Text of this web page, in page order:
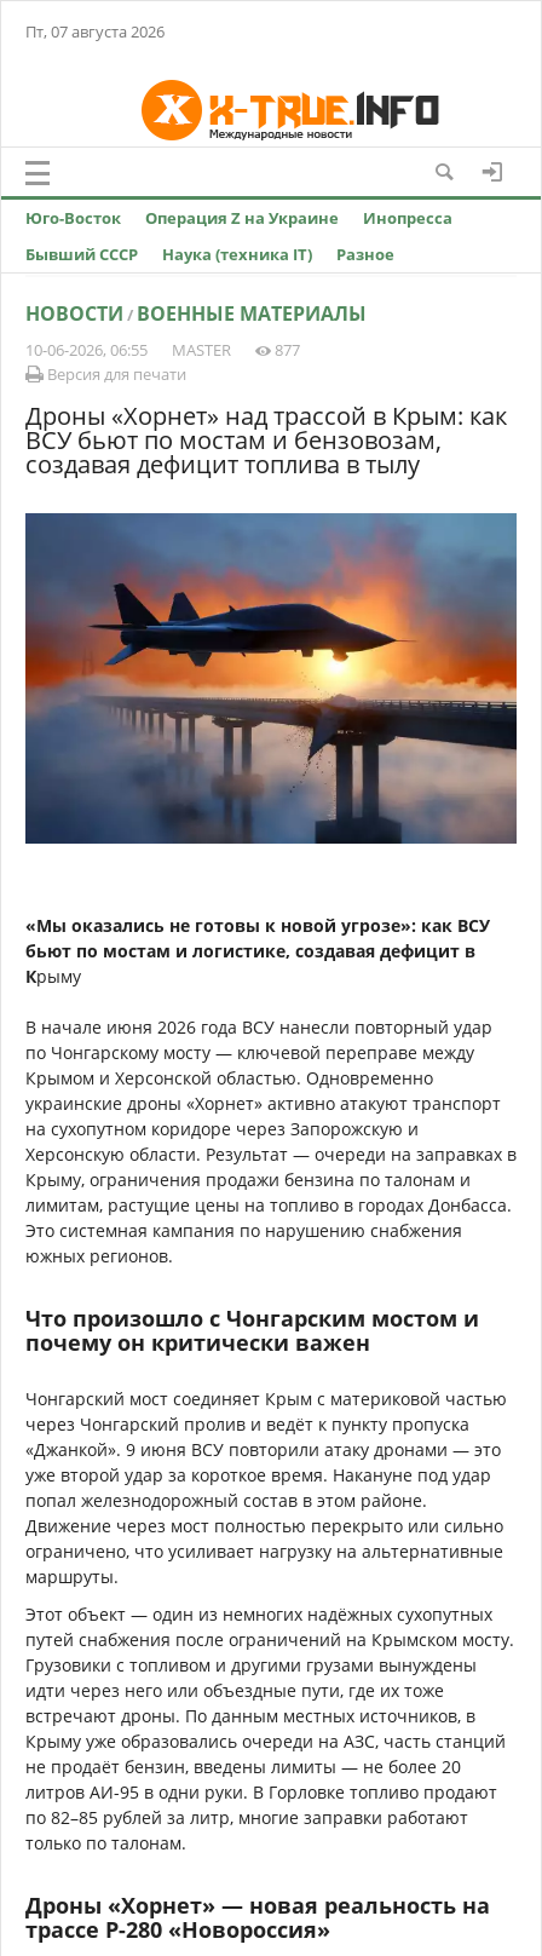
Пт, 07 августа 2026
Юго-Восток Операция Z на Украине
Инопресса
Бывший СССР
Наука (техника IT) Разное
НОВОСТИ / ВОЕННЫЕ МАТЕРИАЛЫ
10-06-2026, 06:55 MASTER
877
Версия для печати
Дроны «Хорнет» над трассой в Крым: как
ВСУ бьют по мостам и бензовозам,
создавая дефицит топлива в тылу
«Мы оказались не готовы к новой угрозе»: как ВСУ
бьют по мостам и логистике, создавая дефицит в
Крыму
В начале июня 2026 года ВСУ нанесли повторный удар
по Чонгарскому мосту — ключевой переправе между
Крымом и Херсонской областью. Одновременно
украинские дроны «Хорнет» активно атакуют транспорт
на сухопутном коридоре через Запорожскую и
Херсонскую области. Результат — очереди на заправках в
Крыму, ограничения продажи бензина по талонам и
лимитам, растущие цены на топливо в городах Донбасса.
Это системная кампания по нарушению снабжения
южных регионов.
Что произошло с Чонгарским мостом и
почему он критически важен
Чонгарский мост соединяет Крым с материковой частью
через Чонгарский пролив и ведёт к пункту пропуска
«Джанкой». 9 июня ВСУ повторили атаку дронами — это
уже второй удар за короткое время. Накануне под удар
попал железнодорожный состав в этом районе.
Движение через мост полностью перекрыто или сильно
ограничено, что усиливает нагрузку на альтернативные
маршруты.
Этот объект — один из немногих надёжных сухопутных
путей снабжения после ограничений на Крымском мосту.
Грузовики с топливом и другими грузами вынуждены
идти через него или объездные пути, где их тоже
встречают дроны. По данным местных источников, в
Крыму уже образовались очереди на АЗС, часть станций
не продаёт бензин, введены лимиты — не более 20
литров АИ-95 в одни руки. В Горловке топливо продают
по 82–85 рублей за литр, многие заправки работают
только по талонам.
Дроны «Хорнет» — новая реальность на
трассе Р-280 «Новороссия»